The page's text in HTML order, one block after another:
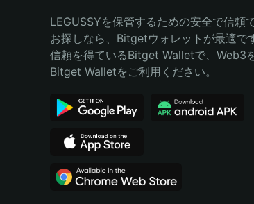
Português (Brasil)
Español (Argentina)
LEGUSSYを保管するための安全で信頼
お探しなら、Bitgetウォレットが最適
信頼を得ているBitget Walletで、Web3
Bitget Walletをご利用ください。